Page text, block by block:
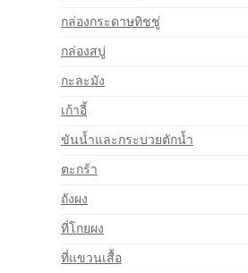
กล่องกระดาษทิชชู่
กล่องสบู่
กะละมัง
เก้าอี้
ขันน้ำและกระบวยตักน้ำ
ตะกร้า
ถังผง
ที่โกยผง
ที่แขวนเสื้อ